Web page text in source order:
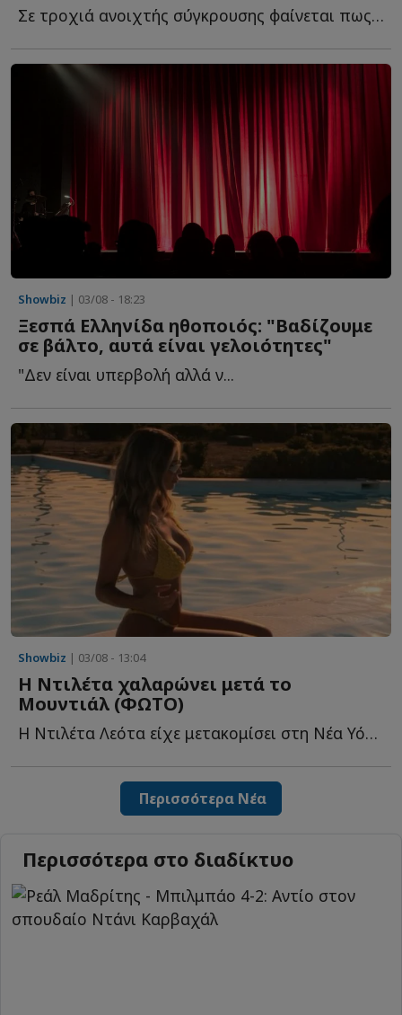
Σε τροχιά ανοιχτής σύγκρουσης φαίνεται πως βρίσκονται π...
Showbiz | 03/08 - 18:23
Ξεσπά Ελληνίδα ηθοποιός: "Βαδίζουμε
σε βάλτο, αυτά είναι γελοιότητες"
"Δεν είναι υπερβολή αλλά ν...
Showbiz | 03/08 - 13:04
Η Ντιλέτα χαλαρώνει μετά το
Μουντιάλ (ΦΩΤΟ)
Η Ντιλέτα Λεότα είχε μετακομίσει στη Νέα Υόρκη, για τ...
Περισσότερα Νέα
Περισσότερα στο διαδίκτυο